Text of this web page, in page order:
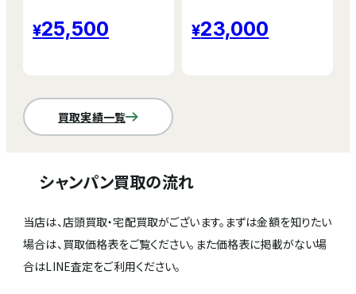
25,500 23,000
買取実績一覧
シャンパン買取の流れ
当店は、店頭買取・宅配買取がございます。まずは金額を知りたい
場合は、買取価格表をご覧ください。また価格表に掲載がない場
合はLINE査定をご利用ください。